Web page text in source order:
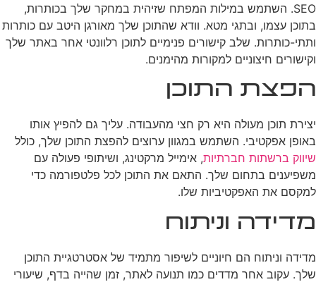
SEO. השתמש במילות המפתח שזיהית במחקר שלך בכותרות,
בתוכן עצמו, ובתגי מטא. וודא שהתוכן שלך מאורגן היטב עם כותרות
ותתי-כותרות. שלב קישורים פנימיים לתוכן רלוונטי אחר באתר שלך
וקישורים חיצוניים למקורות מהימנים.
הפצת התוכן
יצירת תוכן מעולה היא רק חצי מהעבודה. עליך גם להפיץ אותו
באופן אפקטיבי. השתמש במגוון ערוצים להפצת התוכן שלך, כולל
שיווק ברשתות חברתיות, אימייל מרקטינג, ושיתופי פעולה עם
משפיענים בתחום שלך. התאם את התוכן לכל פלטפורמה כדי
למקסם את האפקטיביות שלו.
מדידה וניתוח
מדידה וניתוח הם חיוניים לשיפור מתמיד של אסטרטגיית התוכן
שלך. עקוב אחר מדדים כמו תנועה לאתר, זמן שהייה בדף, שיעורי